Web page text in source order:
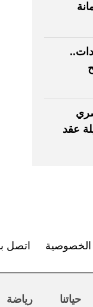
عقد
اتصل
حياتنا رياضة